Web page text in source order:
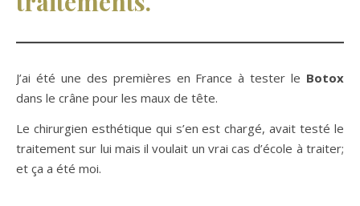
J’ai été une des premières en France à tester le Botox
dans le crâne pour les maux de tête.
Le chirurgien esthétique qui s’en est chargé, avait testé le
traitement sur lui mais il voulait un vrai cas d’école à traiter;
et ça a été moi.